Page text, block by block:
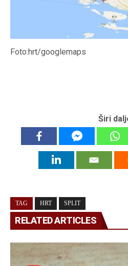
Foto:hrt/googlemaps
Širi
TAG HRT SPLIT
RELATED ARTICLES